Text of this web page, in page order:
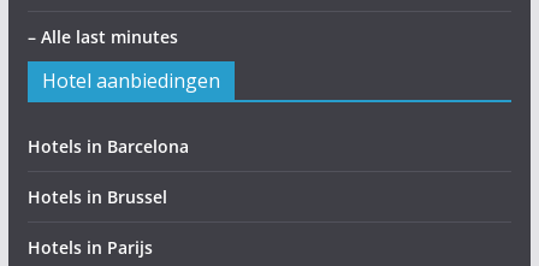
– Alle last minutes
Hotel aanbiedingen
Hotels in Barcelona
Hotels in Brussel
Hotels in Parijs